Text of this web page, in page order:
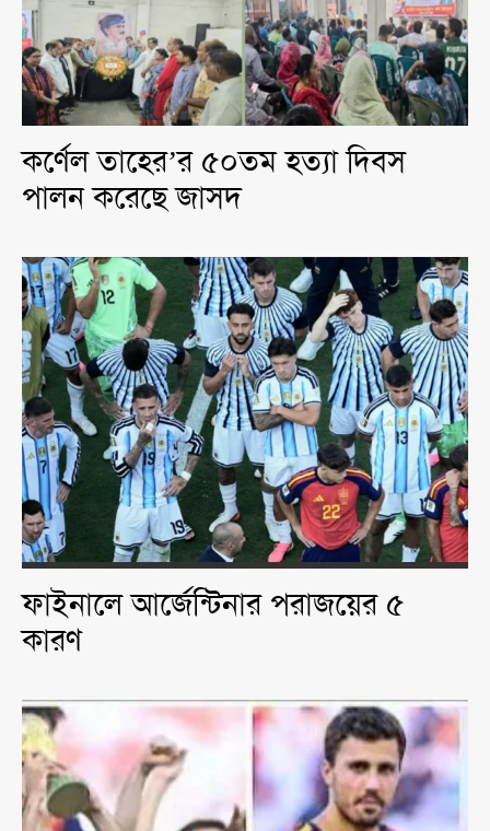
কর্ণেল তাহের’র ৫০তম হত্যা দিবস
পালন করেছে জাসদ
ফাইনালে আর্জেন্টিনার পরাজয়ের ৫
কারণ